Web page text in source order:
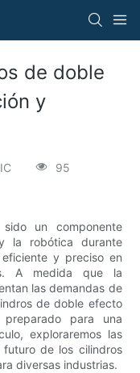
de doble
y
95
un componente
la robótica durante
y preciso en
A medida que la
las demandas de
de doble efecto
para una
exploraremos las
de los cilindros
diversas industrias.